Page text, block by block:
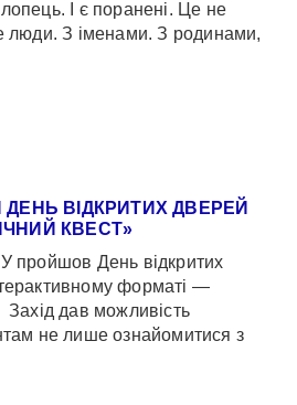
І є поранені. Це не
люди. З іменами. З родинами,
ДЕНЬ ВІДКРИТИХ ДВЕРЕЙ
КВЕСТ»
пройшов День відкритих
форматі —
дав можливість
не лише ознайомитися з